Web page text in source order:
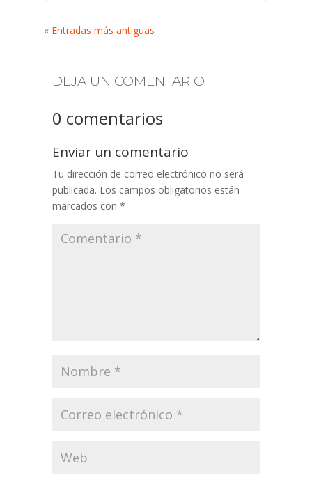
« Entradas más antiguas
DEJA UN COMENTARIO
0 comentarios
Enviar un comentario
Tu dirección de correo electrónico no será
publicada. Los campos obligatorios están
marcados con *